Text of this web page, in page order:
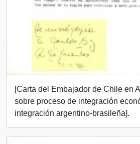
[Carta del Embajador de Chile en
sobre proceso de integración
integración argentino-brasileña].